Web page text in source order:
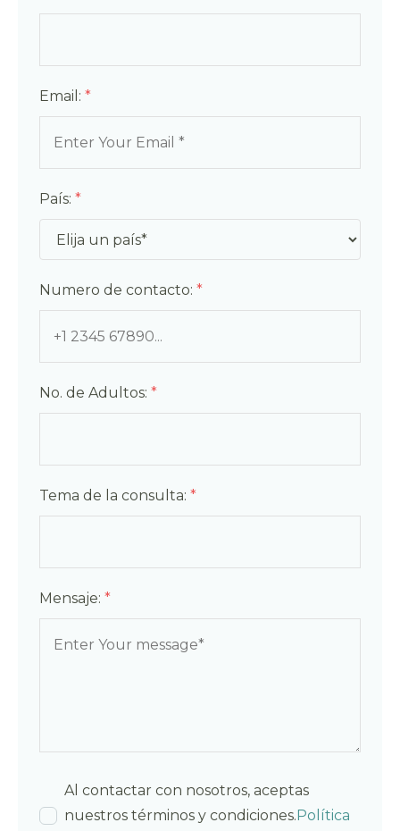
Email: *
País: *
Numero de contacto: *
No. de Adultos: *
Tema de la consulta: *
Mensaje: *
Al contactar con nosotros, aceptas
nuestros términos y condiciones.Política